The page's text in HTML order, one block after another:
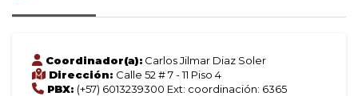
Coordinador(a): Carlos Jilmar Diaz Soler
Dirección: Calle 52 # 7 - 11 Piso 4
PBX: (+57) 6013239300 Ext: coordinación: 6365